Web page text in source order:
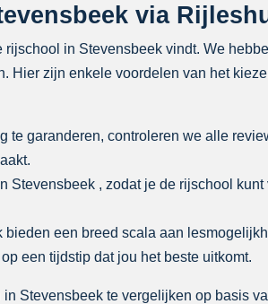
via
in Stevensbeek vindt. We
zijn enkele voordelen van het
garanderen, controleren we alle
, zodat je de rijschool
een breed scala aan
een tijdstip dat jou het beste uitkomt.
Stevensbeek te vergelijken op basis